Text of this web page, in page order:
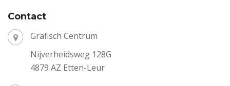
Contact
Grafisch Centrum
Nijverheidsweg 128G
4879 AZ Etten-Leur